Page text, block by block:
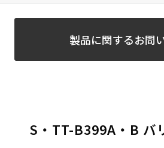
製品に関するお問
S・TT-B399A・B バ